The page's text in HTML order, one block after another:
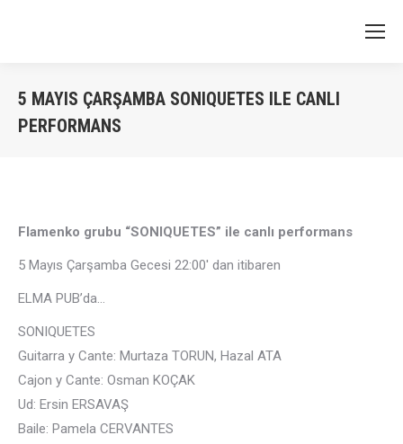
5 MAYIS ÇARŞAMBA SONIQUETES ILE CANLI
PERFORMANS
Flamenko grubu “SONIQUETES” ile canlı performans
5 Mayıs Çarşamba Gecesi 22:00′ dan itibaren
ELMA PUB’da…
SONIQUETES
Guitarra y Cante: Murtaza TORUN, Hazal ATA
Cajon y Cante: Osman KOÇAK
Ud: Ersin ERSAVAŞ
Baile: Pamela CERVANTES